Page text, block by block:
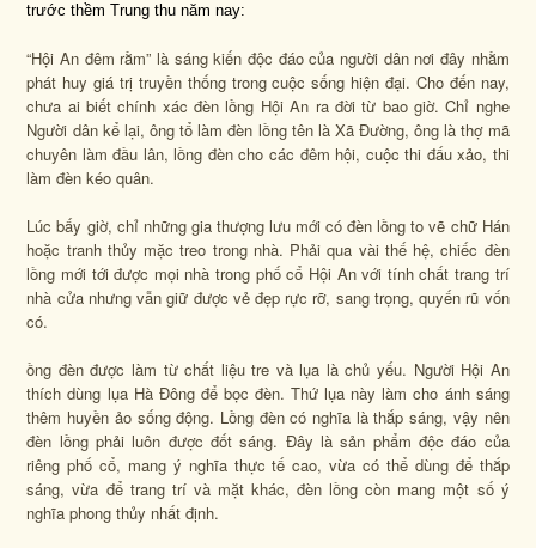
trước thềm Trung thu năm nay:
“Hội An đêm rằm” là sáng kiến độc đáo của người dân nơi đây nhằm
phát huy giá trị truyền thống trong cuộc sống hiện đại. Cho đến nay,
chưa ai biết chính xác đèn lồng Hội An ra đời từ bao giờ. Chỉ nghe
Người dân kể lại, ông tổ làm đèn lồng tên là Xã Đường, ông là thợ mã
chuyên làm đầu lân, lồng đèn cho các đêm hội, cuộc thi đấu xảo, thi
làm đèn kéo quân.
Lúc bấy giờ, chỉ những gia thượng lưu mới có đèn lồng to vẽ chữ Hán
hoặc tranh thủy mặc treo trong nhà. Phải qua vài thế hệ, chiếc đèn
lồng mới tới được mọi nhà trong phố cổ Hội An với tính chất trang trí
nhà cửa nhưng vẫn giữ được vẻ đẹp rực rỡ, sang trọng, quyến rũ vốn
có.
ồng đèn được làm từ chất liệu tre và lụa là chủ yếu. Người Hội An
thích dùng lụa Hà Đông để bọc đèn. Thứ lụa này làm cho ánh sáng
thêm huyền ảo sống động. Lồng đèn có nghĩa là thắp sáng, vậy nên
đèn lồng phải luôn được đốt sáng. Đây là sản phẩm độc đáo của
riêng phố cổ, mang ý nghĩa thực tế cao, vừa có thể dùng để thắp
sáng, vừa để trang trí và mặt khác, đèn lồng còn mang một số ý
nghĩa phong thủy nhất định.